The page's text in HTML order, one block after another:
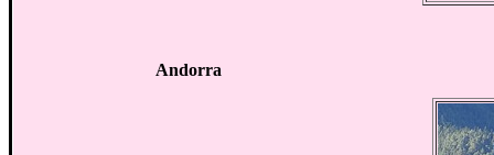
Andorra